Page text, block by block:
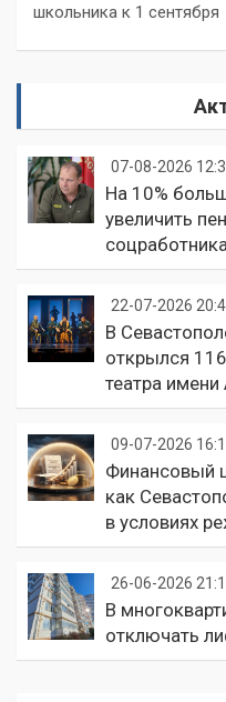
школьника к 1 сентября
07-08-2026
На 10%
увеличить
22-07-2026
В
открылся
театра
09-07-2026
Финансовый
как
в условиях
26-06-2026
В
отключать